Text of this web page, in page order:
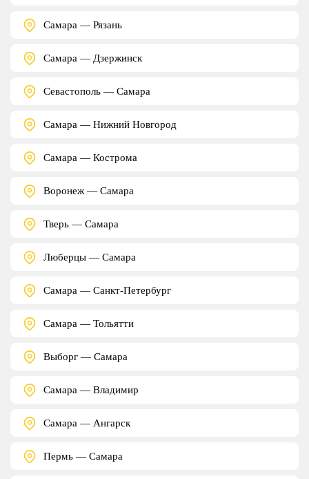
Самара — Рязань
Самара — Дзержинск
Севастополь — Самара
Самара — Нижний Новгород
Самара — Кострома
Воронеж — Самара
Тверь — Самара
Люберцы — Самара
Самара — Санкт-Петербург
Самара — Тольятти
Выборг — Самара
Самара — Владимир
Самара — Ангарск
Пермь — Самара